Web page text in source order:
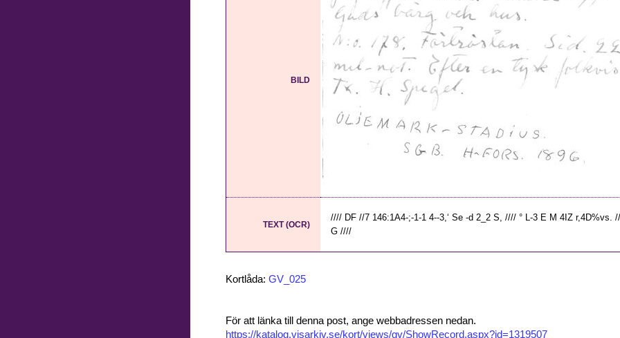
BILD
TEXT (OCR)
//// DF //7 146:1A4-;-1-1 4--3,‘ Se -d 2_2 S, //// ° L-3 E M 4IZ r,4D%vs.
G ////
Kortlåda: GV_025
För att länka till denna post, ange webbadressen nedan.
https://katalog.visarkiv.se/kort/views/gv/ShowRecord.aspx?id=1319507